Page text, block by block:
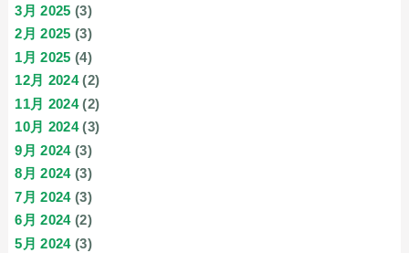
3月 2025 (3)
2月 2025 (3)
1月 2025 (4)
12月 2024(2)
11月 2024(2)
10月 2024(3)
9月 2024(3)
8月 2024(3)
7月 2024(3)
6月 2024(2)
5月 2024(3)